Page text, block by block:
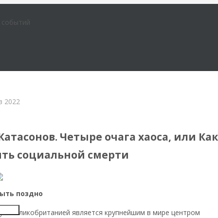
событий
2022
система
Четыре очага хаоса, или Как
социальной смерти
поздно
с Великобританией является крупнейшим в мире центром